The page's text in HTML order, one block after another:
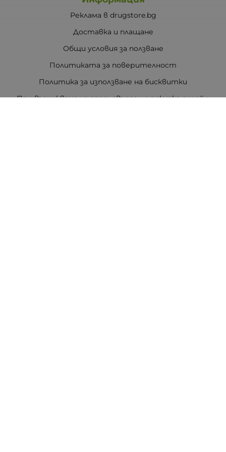
Реклама в drugstore.bg
Доставка и плащане
Общи условия за ползване
Политиката за поверителност
Политика за използване на бисквитки
При възникване на спор, свързан с покупка онлайн,